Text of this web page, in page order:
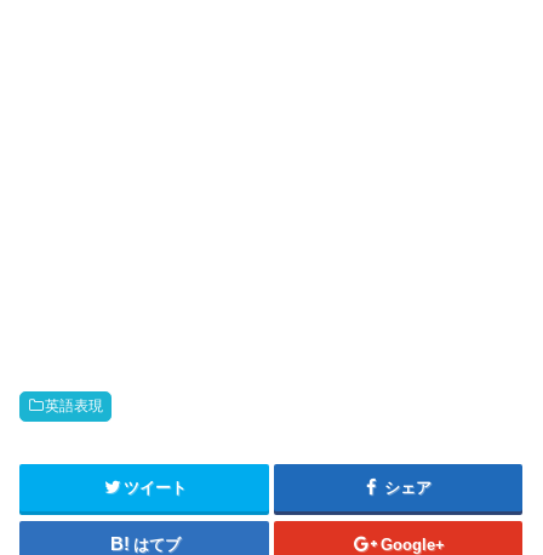
英語表現
ツイート シェア
はてブ Google+